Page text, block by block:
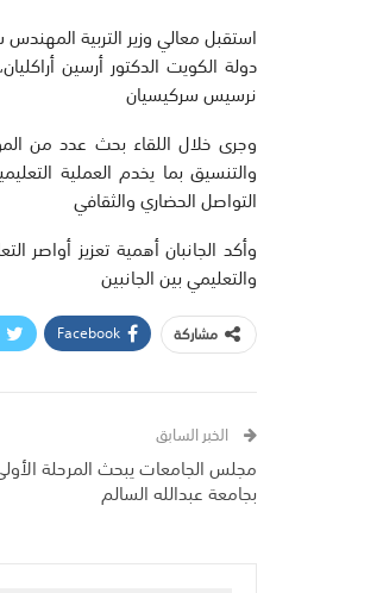
استقبل معالي وزير التربية
دولة الكويت الدكتور أرسين
نرسيس سركيسيان
وجرى خلال اللقاء بحث عدد من
والتنسيق بما يخدم العملية
التواصل الحضاري والثقافي
وأكد الجانبان أهمية تعزيز أواصر
والتعليمي بين الجانبين
مشاركة Facebook
الخبر السابق
مجلس الجامعات يبحث المرحلة
بجامعة عبدالله السالم